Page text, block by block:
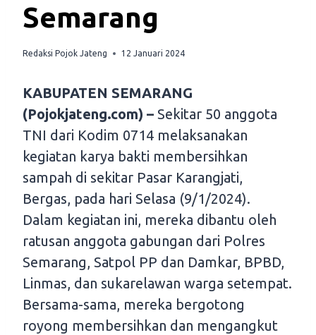
Semarang
Redaksi Pojok Jateng 12 Januari 2024
KABUPATEN SEMARANG
(Pojokjateng.com) – Sekitar 50 anggota
TNI dari Kodim 0714 melaksanakan
kegiatan karya bakti membersihkan
sampah di sekitar Pasar Karangjati,
Bergas, pada hari Selasa (9/1/2024).
Dalam kegiatan ini, mereka dibantu oleh
ratusan anggota gabungan dari Polres
Semarang, Satpol PP dan Damkar, BPBD,
Linmas, dan sukarelawan warga setempat.
Bersama-sama, mereka bergotong
royong membersihkan dan mengangkut